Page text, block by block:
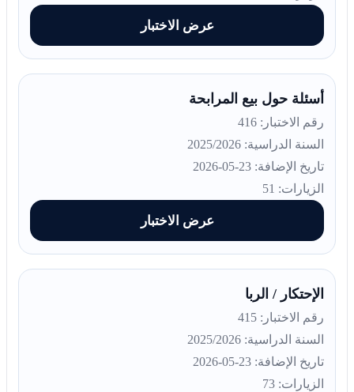
عرض الاختبار
أسئلة حول بيع المرابحة
رقم الاختبار: 416
السنة الدراسية: 2025/2026
تاريخ الإضافة: 23-05-2026
الزيارات: 51
عرض الاختبار
الإحتكار / الربا
رقم الاختبار: 415
السنة الدراسية: 2025/2026
تاريخ الإضافة: 23-05-2026
الزيارات: 73